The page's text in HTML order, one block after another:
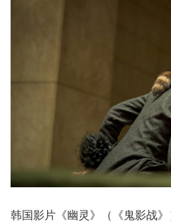
韩国影片《幽灵》（《鬼影战